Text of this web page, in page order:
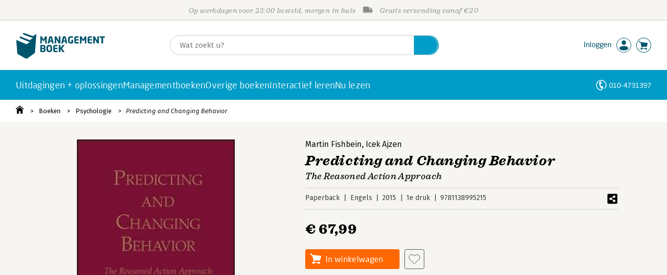
Op werkdagen voor 23:00 besteld, morgen in huis Gratis verzending vanaf €20
Inloggen
Uitdagingen + oplossingenManagementboekenOverige boekenInteractief lerenNu lezen 010-4731397
Boeken Psychologie Predicting and Changing Behavior
Martin Fishbein, Icek Ajzen
Predicting and Changing Behavior
The Reasoned Action Approach
Paperback Engels 2015 1e druk 9781138995215
€ 67,99
In winkelwagen
Personen